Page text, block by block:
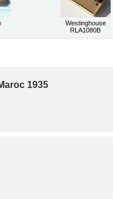
Westinghouse
RLA1080B
1935